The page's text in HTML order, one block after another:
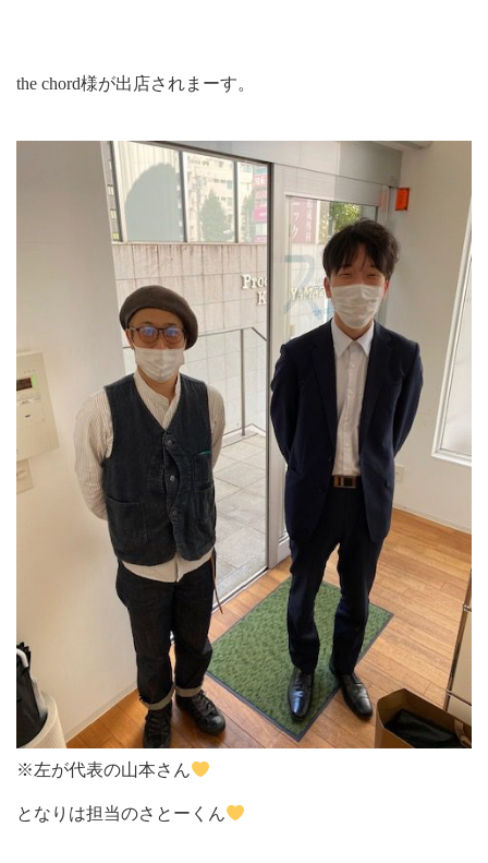
the chord様が出店されまーす。
※左が代表の山本さん
となりは担当のさとーくん